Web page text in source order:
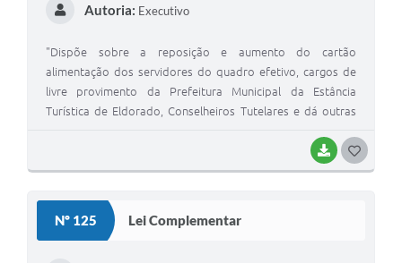
BAIXAR
Autoria: Executivo
"Dispõe sobre a reposição e aumento do cartão
alimentação dos servidores do quadro efetivo, cargos de
livre provimento da Prefeitura Municipal da Estância
Turística de Eldorado, Conselheiros Tutelares e dá outras
Nº 125 Lei Complementar